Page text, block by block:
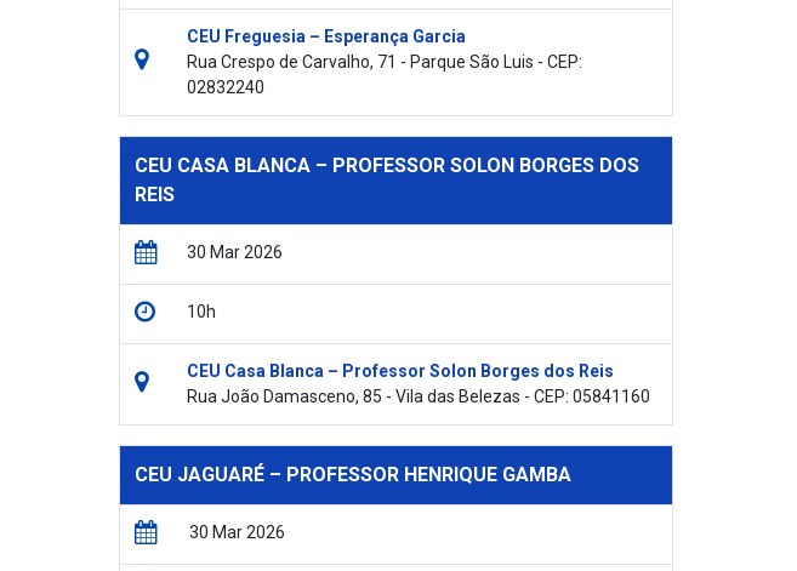
CEU Freguesia – Esperança Garcia
Rua Crespo de Carvalho, 71 - Parque São Luis - CEP:
02832240
CEU CASA BLANCA – PROFESSOR SOLON BORGES DOS
REIS
30 Mar 2026
10h
CEU Casa Blanca – Professor Solon Borges dos Reis
Rua João Damasceno, 85 - Vila das Belezas - CEP: 05841160
CEU JAGUARÉ – PROFESSOR HENRIQUE GAMBA
30 Mar 2026